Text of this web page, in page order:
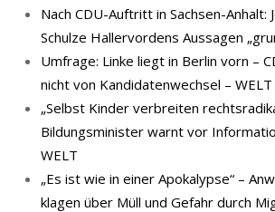
Nach CDU-Auftritt in Sachsen-Anhalt:
Schulze Hallervordens Aussagen
Umfrage: Linke liegt in Berlin vorn –
nicht von Kandidatenwechsel – WELT
„Selbst Kinder verbreiten
Bildungsminister warnt vor
WELT
„Es ist wie in einer Apokalypse“ –
klagen über Müll und Gefahr durch